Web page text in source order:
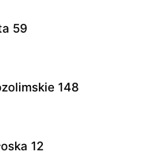
59
148
12